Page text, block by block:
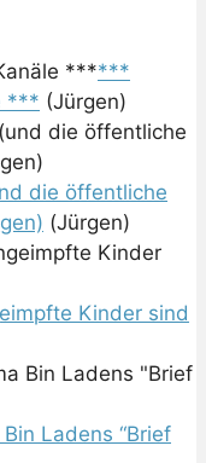
***
*** (Jürgen)
die öffentliche
(Jürgen)
Kinder sind
Ladens “Brief